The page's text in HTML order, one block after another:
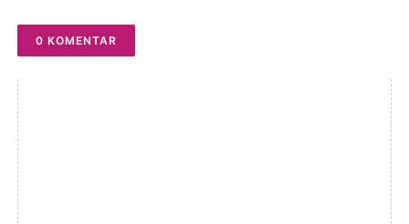
0 KOMENTAR